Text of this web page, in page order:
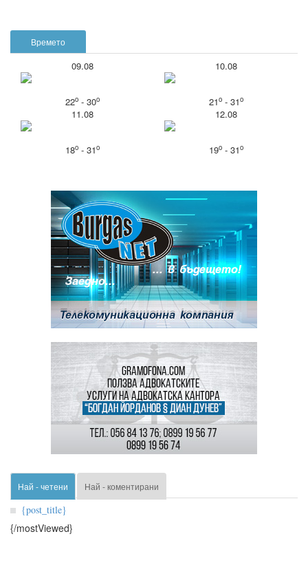
Времето
09.08
22o- 30o
10.08
21o- 31o
11.08
18o- 31o
12.08
19o- 31o
Най - четени Най - коментирани
{post_title}
{/mostViewed}